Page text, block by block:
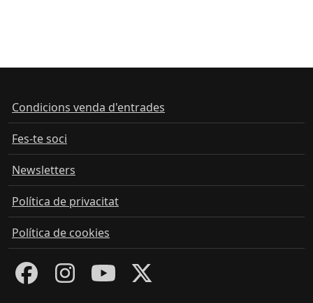
Condicions venda d'entrades
Fes-te soci
Newsletters
Política de privacitat
Política de cookies